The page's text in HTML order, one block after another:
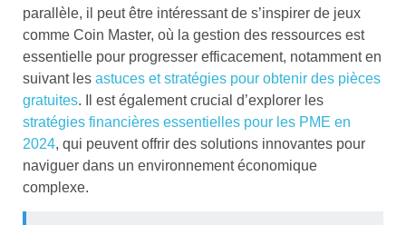
parallèle, il peut être intéressant de s’inspirer de jeux
comme Coin Master, où la gestion des ressources est
essentielle pour progresser efficacement, notamment en
suivant les astuces et stratégies pour obtenir des pièces
gratuites. Il est également crucial d’explorer les
stratégies financières essentielles pour les PME en
2024, qui peuvent offrir des solutions innovantes pour
naviguer dans un environnement économique
complexe.